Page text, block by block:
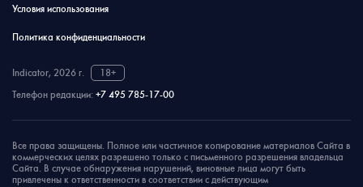
Условия использования
Политика конфиденциальности
Indicator, 2026 г.
18+
Телефон редакции: +7 495 785-17-00
Все права защищены. Полное или частичное копирование материалов Сайта в
коммерческих целях разрешено только с письменного разрешения владельца
Сайта. В случае обнаружения нарушений, виновные лица могут быть
привлечены к ответственности в соответствии с действующим